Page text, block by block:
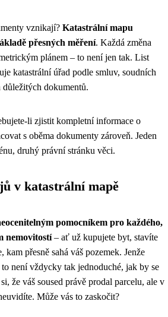
vznikají? Katastrální mapu
přesných měření. Každá změna
plánem – to není jen tak. List
katastrální úřad podle smluv, soudních
dokumentů.
li zjistit kompletní informace o
s oběma dokumenty zároveň. Jeden
druhý právní stránku věci.
v katastrální mapě
pomocníkem pro každého,
nemovitostí– ať už kupujete byt, stavíte
přesně sahá váš pozemek. Jenže
není vždycky tak jednoduché, jak by se
že váš soused právě prodal parcelu, ale v
Může vás to zaskočit?